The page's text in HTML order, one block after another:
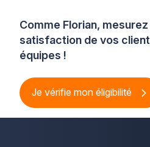
Comme Florian,
satisfaction de vos
équipes !
Je vérifie mon éligibilité